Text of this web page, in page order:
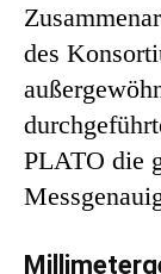
des
PLATO die